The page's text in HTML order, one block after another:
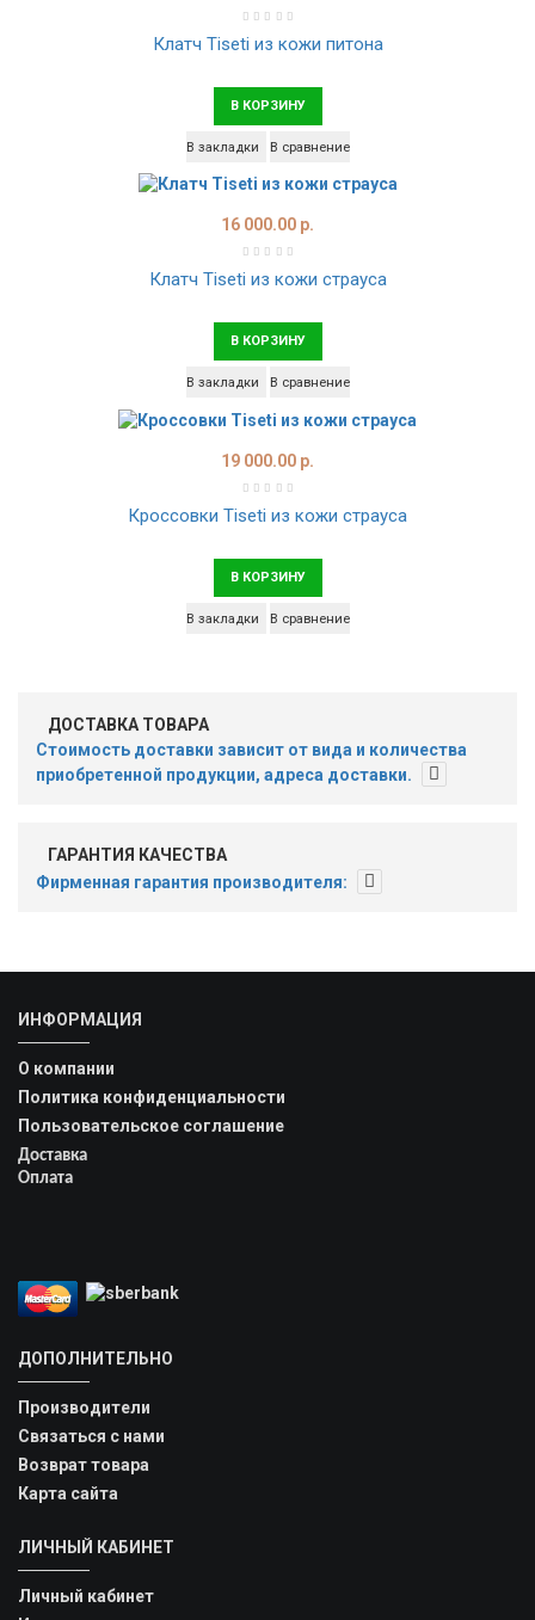
Клатч Tiseti из кожи питона
В КОРЗИНУ
В закладки В сравнение
16 000.00 р.
Клатч Tiseti из кожи страуса
В КОРЗИНУ
В закладки В сравнение
19 000.00 р.
Кроссовки Tiseti из кожи страуса
В КОРЗИНУ
В закладки В сравнение
ДОСТАВКА ТОВАРА
Стоимость доставки зависит от вида и количества
приобретенной продукции, адреса доставки.
ГАРАНТИЯ КАЧЕСТВА
Фирменная гарантия производителя:
ИНФОРМАЦИЯ
О компании
Политика конфиденциальности
Пользовательское соглашение
Доставка
Оплата
ДОПОЛНИТЕЛЬНО
Производители
Связаться с нами
Возврат товара
Карта сайта
ЛИЧНЫЙ КАБИНЕТ
Личный кабинет